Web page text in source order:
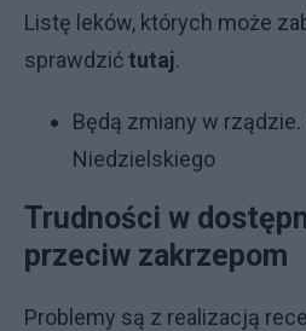
Listę leków, których może
sprawdzićtutaj.
Będą zmiany w rządzie.
Niedzielskiego
Trudności w
przeciw zakrzepom
Problemy są z realizacją